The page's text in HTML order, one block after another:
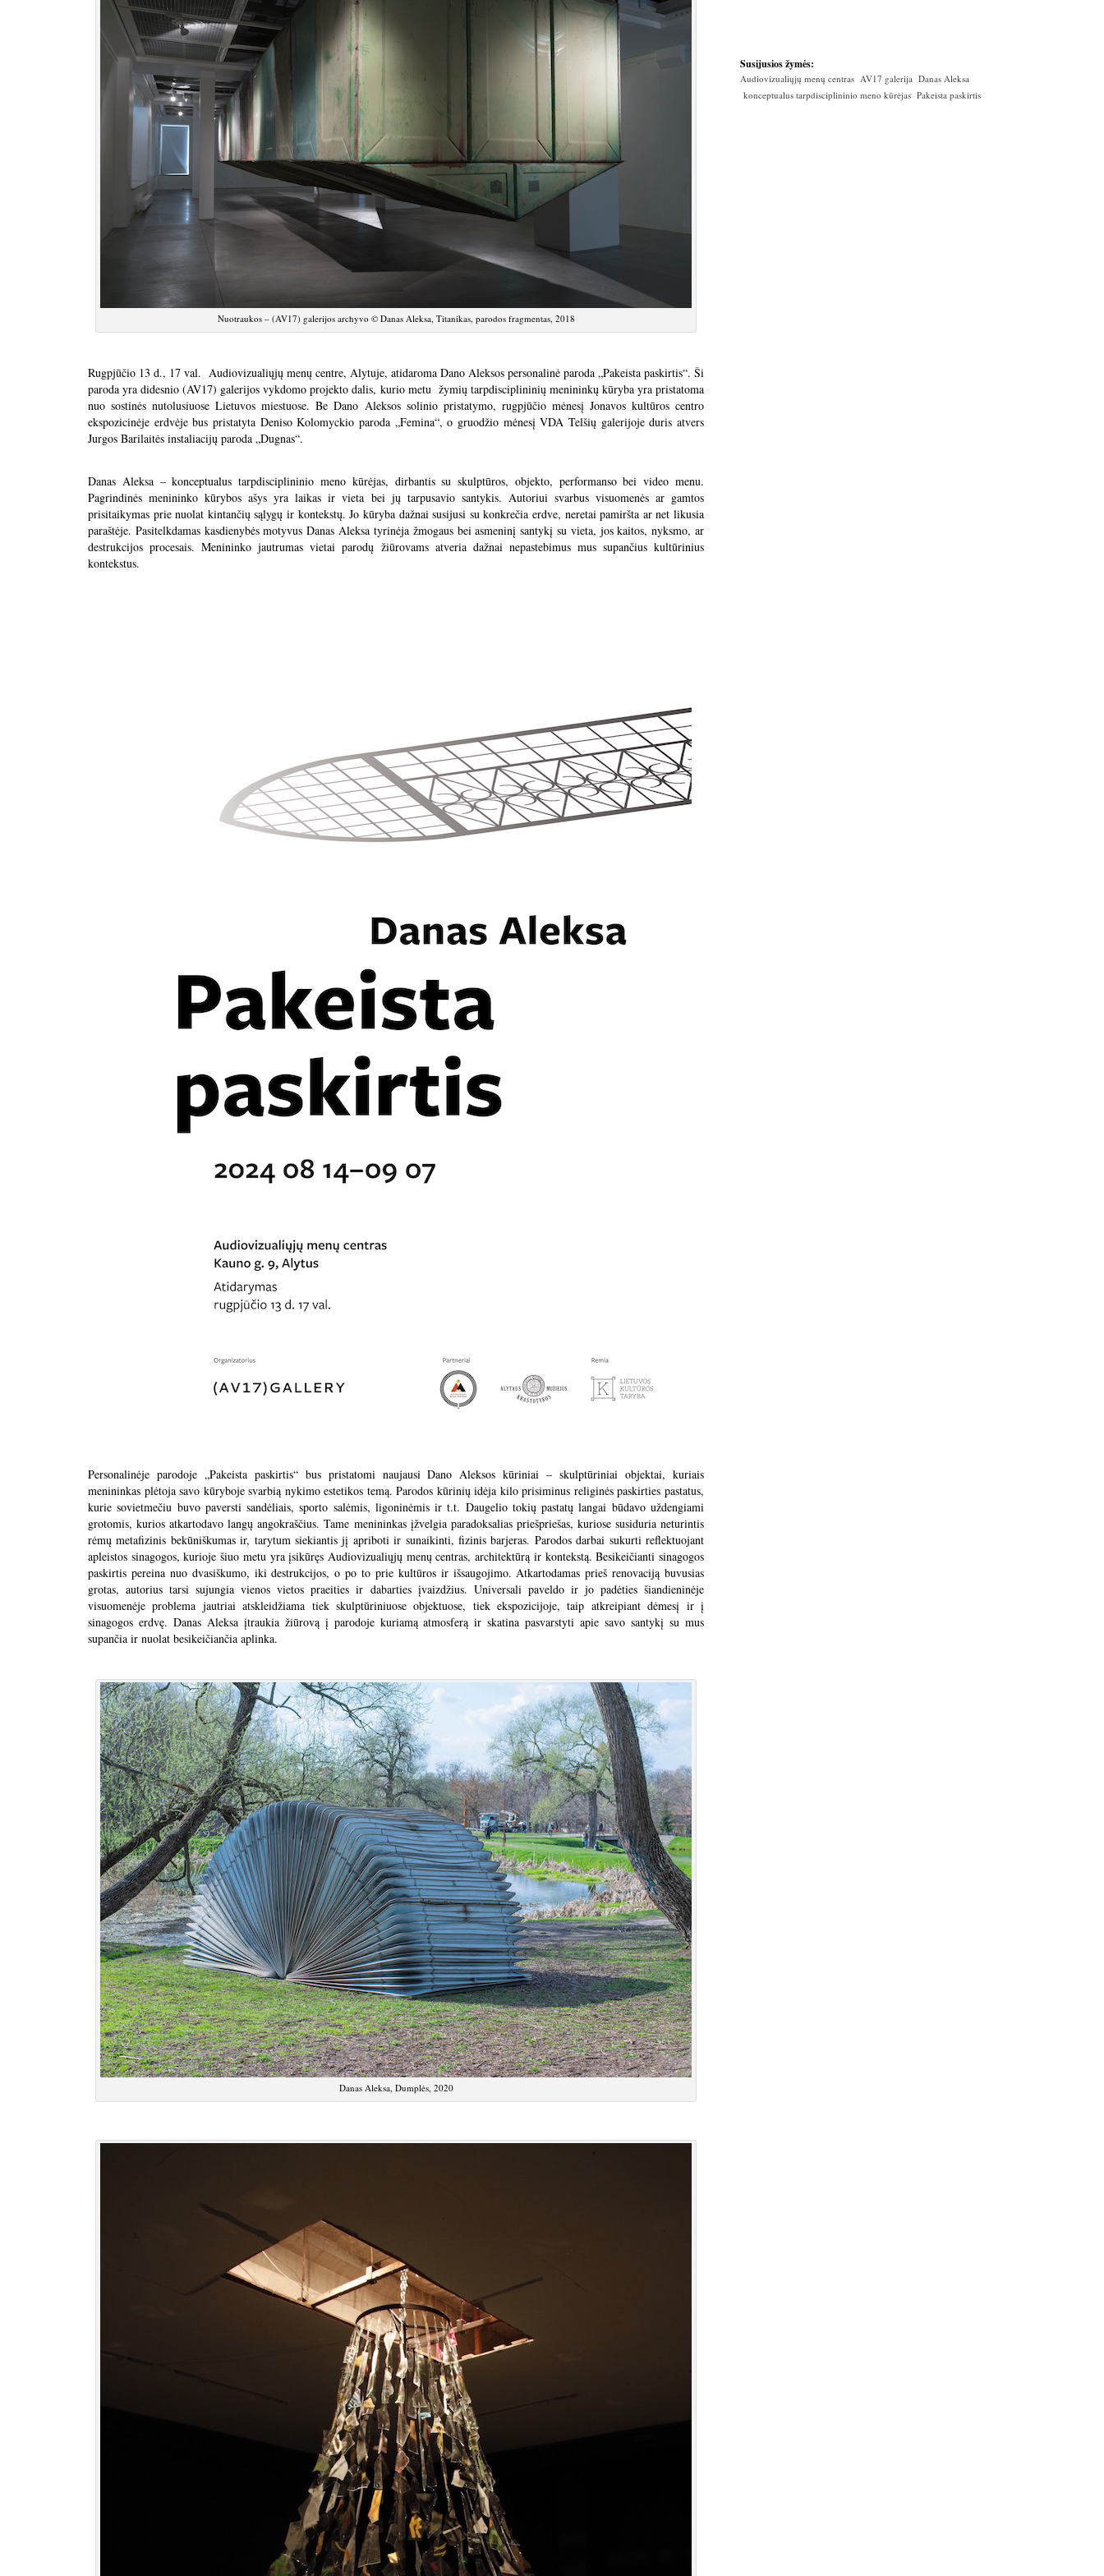
Nuotraukos – (AV17) galerijos archyvo © Danas Aleksa, Titanikas, parodos fragmentas, 2018
Rugpjūčio 13 d., 17 val. Audiovizualiųjų menų centre, Alytuje, atidaroma Dano Aleksos personalinė paroda „Pakeista paskirtis“. Ši
paroda yra didesnio (AV17) galerijos vykdomo projekto dalis, kurio metu žymių tarpdisciplininių menininkų kūryba yra pristatoma
nuo sostinės nutolusiuose Lietuvos miestuose. Be Dano Aleksos solinio pristatymo, rugpjūčio mėnesį Jonavos kultūros centro
ekspozicinėje erdvėje bus pristatyta Deniso Kolomyckio paroda „Femina“, o gruodžio mėnesį VDA Telšių galerijoje duris atvers
Jurgos Barilaitės instaliacijų paroda „Dugnas“.
Danas Aleksa – konceptualus tarpdisciplininio meno kūrėjas, dirbantis su skulptūros, objekto, performanso bei video menu.
Pagrindinės menininko kūrybos ašys yra laikas ir vieta bei jų tarpusavio santykis. Autoriui svarbus visuomenės ar gamtos
prisitaikymas prie nuolat kintančių sąlygų ir kontekstų. Jo kūryba dažnai susijusi su konkrečia erdve, neretai pamiršta ar net likusia
paraštėje. Pasitelkdamas kasdienybės motyvus Danas Aleksa tyrinėja žmogaus bei asmeninį santykį su vieta, jos kaitos, nyksmo, ar
destrukcijos procesais. Menininko jautrumas vietai parodų žiūrovams atveria dažnai nepastebimus mus supančius kultūrinius
kontekstus.
Personalinėje parodoje „Pakeista paskirtis“ bus pristatomi naujausi Dano Aleksos kūriniai – skulptūriniai objektai, kuriais
menininkas plėtoja savo kūryboje svarbią nykimo estetikos temą. Parodos kūrinių idėja kilo prisiminus religinės paskirties pastatus,
kurie sovietmečiu buvo paversti sandėliais, sporto salėmis, ligoninėmis ir t.t. Daugelio tokių pastatų langai būdavo uždengiami
grotomis, kurios atkartodavo langų angokraščius. Tame menininkas įžvelgia paradoksalias priešpriešas, kuriose susiduria neturintis
rėmų metafizinis bekūniškumas ir, tarytum siekiantis jį apriboti ir sunaikinti, fizinis barjeras. Parodos darbai sukurti reflektuojant
apleistos sinagogos, kurioje šiuo metu yra įsikūręs Audiovizualiųjų menų centras, architektūrą ir kontekstą. Besikeičianti sinagogos
paskirtis pereina nuo dvasiškumo, iki destrukcijos, o po to prie kultūros ir išsaugojimo. Atkartodamas prieš renovaciją buvusias
grotas, autorius tarsi sujungia vienos vietos praeities ir dabarties įvaizdžius. Universali paveldo ir jo padėties šiandieninėje
visuomenėje problema jautriai atskleidžiama tiek skulptūriniuose objektuose, tiek ekspozicijoje, taip atkreipiant dėmesį ir į
sinagogos erdvę. Danas Aleksa įtraukia žiūrovą į parodoje kuriamą atmosferą ir skatina pasvarstyti apie savo santykį su mus
supančia ir nuolat besikeičiančia aplinka.
Danas Aleksa, Dumplės, 2020
Susijusios žymės:
Audiovizualiųjų menų centras AV17 galerija Danas Aleksa
konceptualus tarpdisciplininio meno kūrėjas Pakeista paskirtis